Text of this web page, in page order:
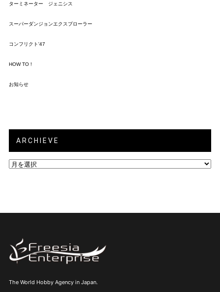
ターミネーター ジェニシス
スーパーダンジョンエクスプローラー
コンフリクト'47
HOW TO !
お知らせ
ARCHIEVE
ARCHIEVE
The World Hobby Agency in Japan.